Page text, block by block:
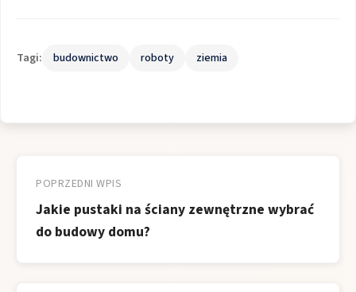
Tagi: budownictwo roboty ziemia
wpisu
POPRZEDNI WPIS
Jakie pustaki na ściany zewnętrzne wybrać
do budowy domu?